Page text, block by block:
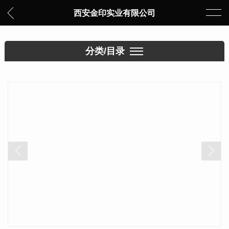
西安金印实业有限公司
分类/目录